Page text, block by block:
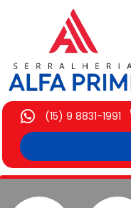
(15) 9 8831-1991